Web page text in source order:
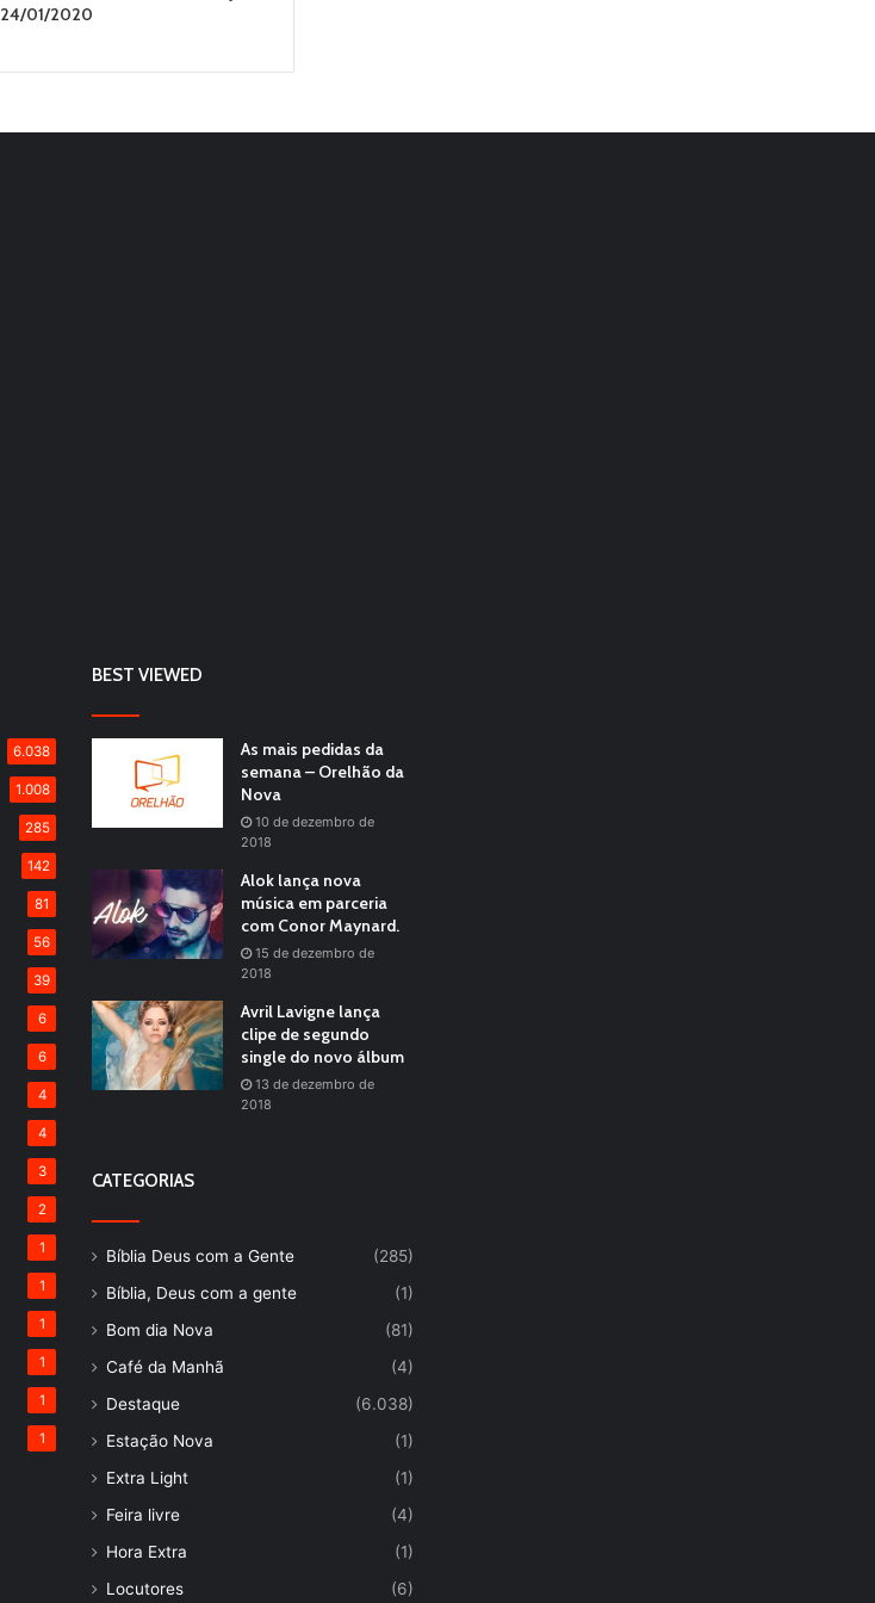
24/01/2020
6.038
1.008
285
142
81
56
39
6
6
4
4
3
2
1
1
1
1
1
1
BEST VIEWED
As mais pedidas da
semana – Orelhão da
Nova
10 de dezembro de
2018
Alok lança nova
música em parceria
com Conor Maynard.
15 de dezembro de
2018
Avril Lavigne lança
clipe de segundo
single do novo álbum
13 de dezembro de
2018
CATEGORIAS
Bíblia Deus com a Gente
(285)
Bíblia, Deus com a gente
(1)
Bom dia Nova
(81)
Café da Manhã
(4)
Destaque
(6.038)
Estação Nova
(1)
Extra Light
(1)
Feira livre
(4)
Hora Extra
(1)
Locutores
(6)